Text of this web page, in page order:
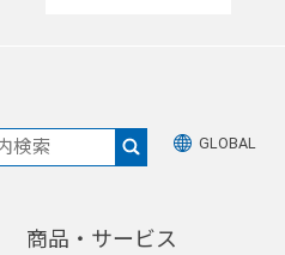
GLOBAL
商品・サービス